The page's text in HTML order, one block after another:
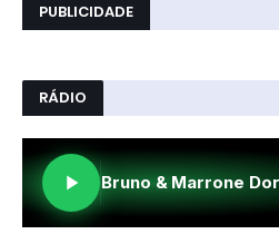
PUBLICIDADE
RÁDIO